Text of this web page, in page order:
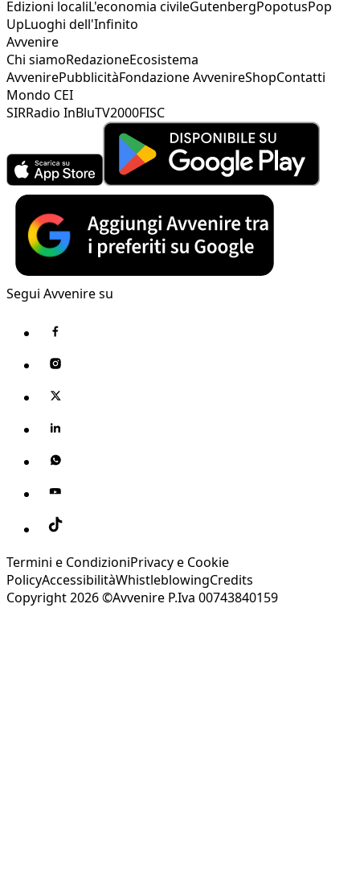
Edizioni localiL'economia civileGutenbergPopotusPop
UpLuoghi dell'Infinito
Avvenire
Chi siamoRedazioneEcosistema
AvvenirePubblicitàFondazione AvvenireShopContatti
Mondo CEI
SIRRadio InBluTV2000FISC
Segui Avvenire su
Termini e CondizioniPrivacy e Cookie
PolicyAccessibilitàWhistleblowingCredits
Copyright 2026 ©Avvenire P.Iva 00743840159